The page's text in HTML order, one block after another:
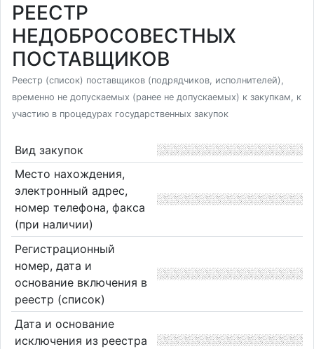
РЕЕСТР
НЕДОБРОСОВЕСТНЫХ
ПОСТАВЩИКОВ
Реестр (список) поставщиков (подрядчиков, исполнителей),
временно не допускаемых (ранее не допускаемых) к закупкам, к
участию в процедурах государственных закупок
Вид закупок
Место нахождения,
электронный адрес,
номер телефона, факса
(при наличии)
Регистрационный
номер, дата и
основание включения в
реестр (список)
Дата и основание
исключения из реестра